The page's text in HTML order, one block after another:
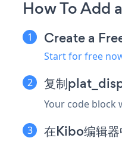
How To Add
Create a
Start for free
复制
Your code block
在Kibo编辑